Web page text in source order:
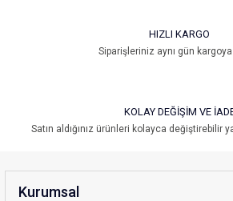
Microplane Premium Classic Zester Gök Mavisi
HIZLI KARGO
Siparişleriniz aynı gün
KOLAY DEĞİŞİM VE
Satın aldığınız ürünleri kolayca değiştirebilir
Kurumsal